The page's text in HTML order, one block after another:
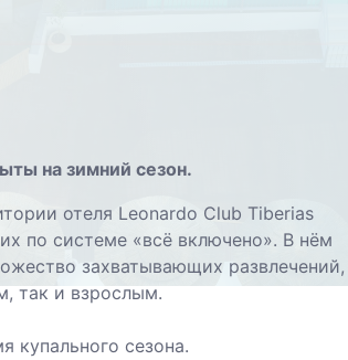
на зимний сезон.
отеля Leonardo Club Tiberias
по системе «всё включено». В нём
захватывающих развлечений,
так и взрослым.
купального сезона.